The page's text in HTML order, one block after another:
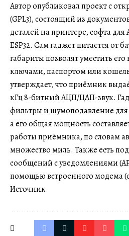
Автор опубликовал проект с
(GPL3), состоящий из
деталей на принтере, софта
ESP32. Сам гаджет питается от
габариты позволят уместить
ключами, паспортом или
утверждает, что приёмник
кГц 8-битный АЦП/ЦАП-звук.
фильтры и шумоподавление для
а его общая мощность
работы приёмника, по словам
множество миль. Также есть
сообщений с уведомлениями
помощью встроенного модема
Источник